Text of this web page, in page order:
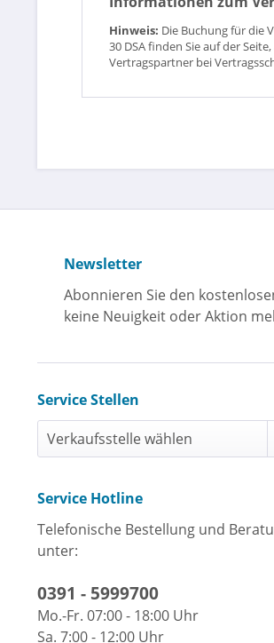
Hinweis: Die Buchung für die
30 DSA finden Sie auf der
Vertragspartner bei
Newsletter
Abonnieren Sie den
keine Neuigkeit oder Aktion
Service Stellen
Service Hotline
Telefonische Bestellung und
unter:
0391 - 5999700
Mo.-Fr. 07:00 - 18:00 Uhr
Sa. 7:00 - 12:00 Uhr